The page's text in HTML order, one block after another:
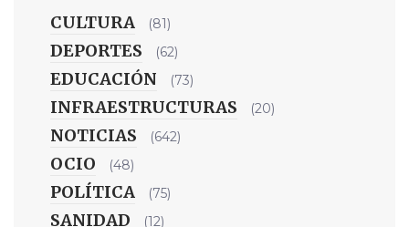
CULTURA (81)
DEPORTES (62)
EDUCACIÓN (73)
INFRAESTRUCTURAS (20)
NOTICIAS (642)
OCIO (48)
POLÍTICA (75)
SANIDAD (12)